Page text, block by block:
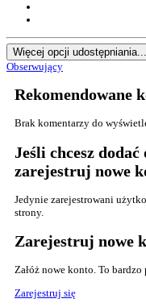
Więcej opcji udostępniania...
Obserwujący
Rekomendowane
Brak komentarzy do
Jeśli chcesz
zarejestruj nowe
Jedynie zarejestrowani
strony.
Zarejestruj nowe
Załóż nowe konto. To bardzo
Zarejestruj się